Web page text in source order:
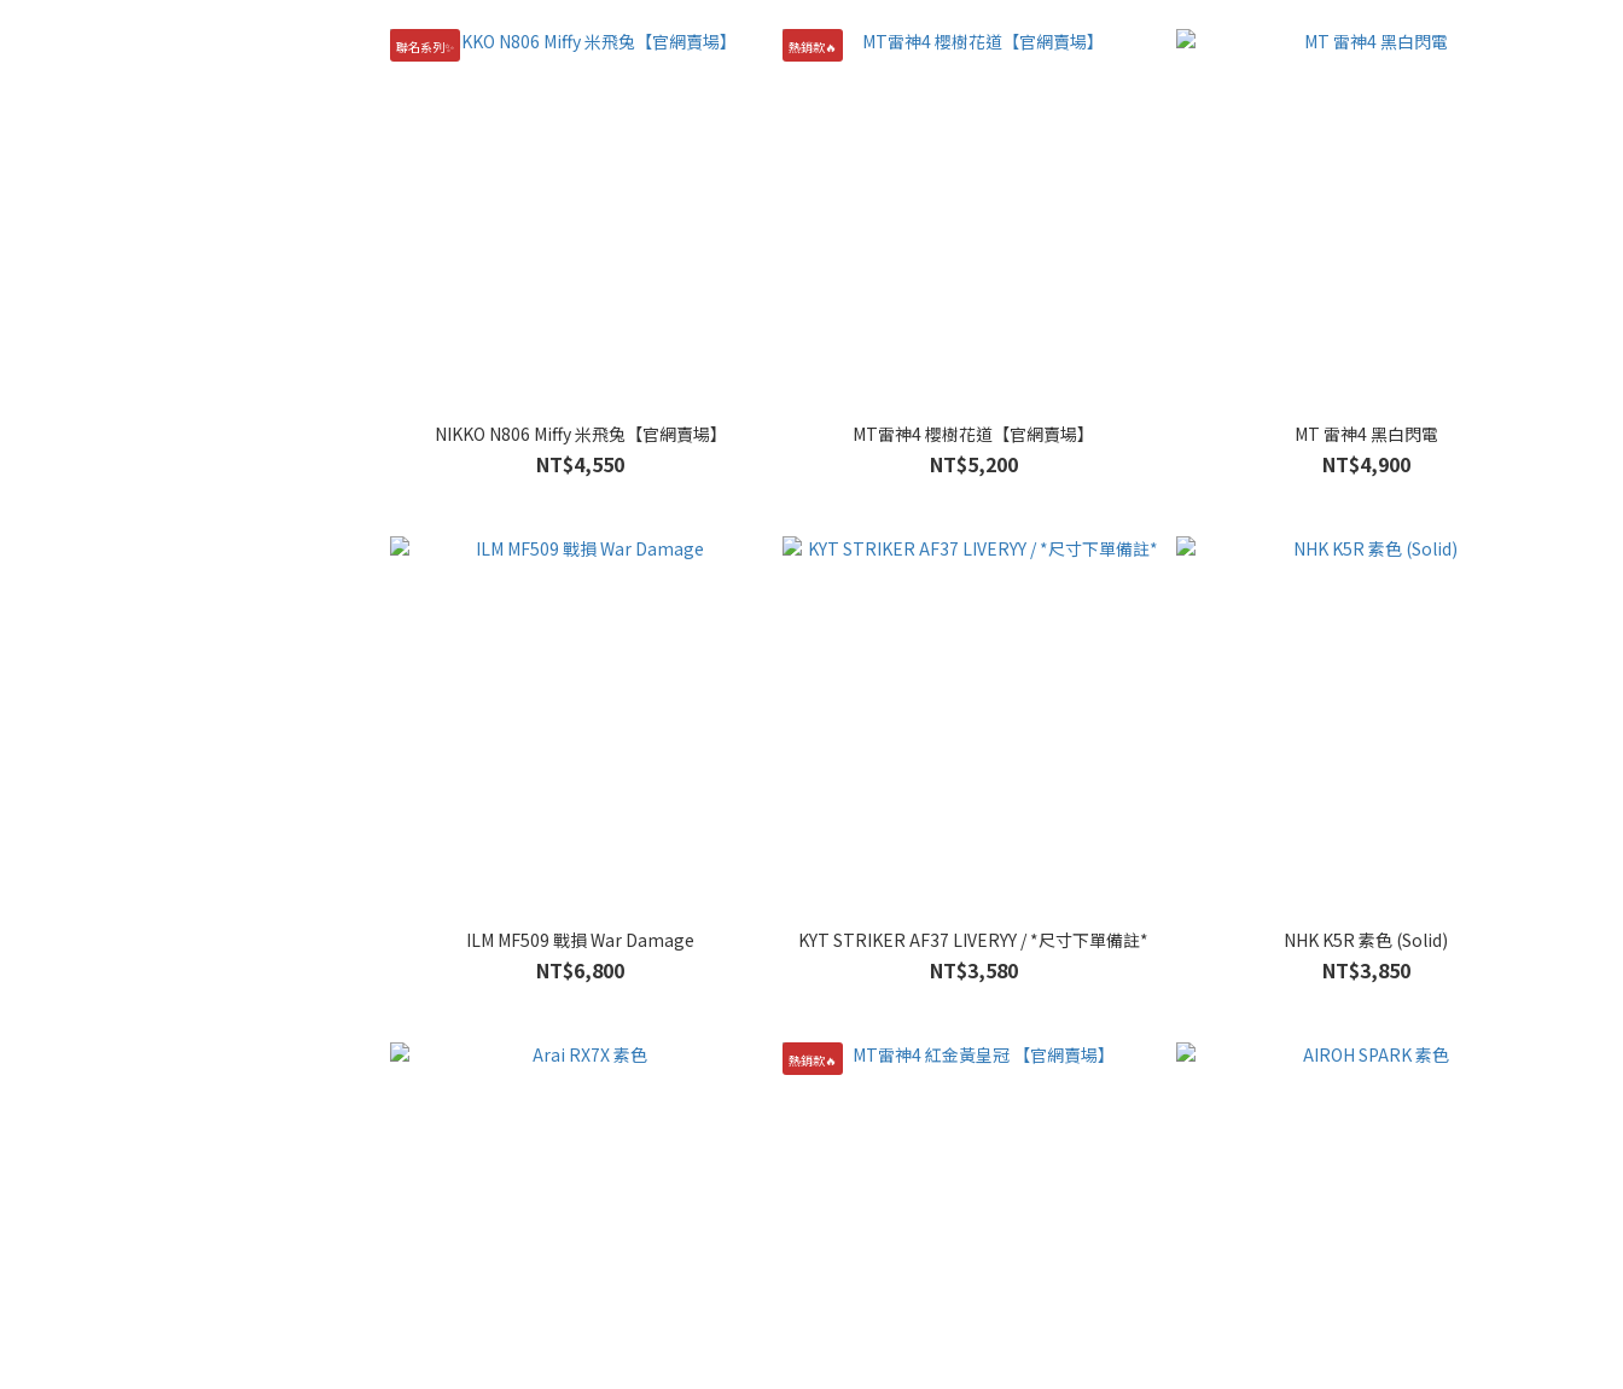
聯名系列✨
NIKKO N806 Miffy 米飛兔【官網賣場】
NT$4,550
熱銷款🔥
MT雷神4 櫻樹花道【官網賣場】
NT$5,200
MT 雷神4 黑白閃電
NT$4,900
ILM MF509 戰損 War Damage
NT$6,800
KYT STRIKER AF37 LIVERYY / *尺寸下單備註*
NT$3,580
NHK K5R 素色 (Solid)
NT$3,850
熱銷款🔥